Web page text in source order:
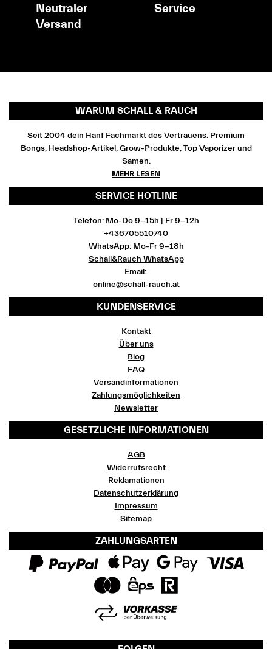
Neutraler
Versand
Service
WARUM SCHALL & RAUCH
Seit 2004 dein Hanf Fachmarkt des Vertrauens. Premium
Bongs, Headshop-Artikel, Grow-Produkte, Top Vaporizer und
Samen.
MEHR LESEN
SERVICE HOTLINE
Telefon: Mo-Do 9-15h | Fr 9-12h
+436705510740
WhatsApp: Mo-Fr 9-18h
Schall&Rauch WhatsApp
Email:
online@schall-rauch.at
KUNDENSERVICE
Kontakt
Über uns
Blog
FAQ
Versandinformationen
Zahlungsmöglichkeiten
Newsletter
GESETZLICHE INFORMATIONEN
AGB
Widerrufsrecht
Reklamationen
Datenschutzerklärung
Impressum
Sitemap
ZAHLUNGSARTEN